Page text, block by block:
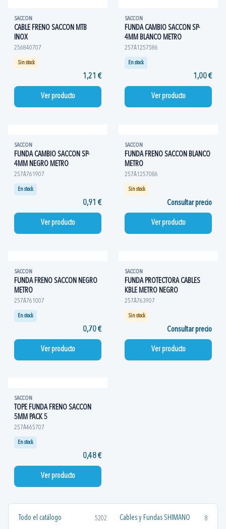
Todo el catálogo 5202 Cables y Fundas SHIMANO 8
SACCON
CABLE FRENO SACCON MTB
INOX
256840707
Sin stock
1,21 €
Ver producto
SACCON
FUNDA CAMBIO SACCON SP-
4MM BLANCO METRO
257A1257586
En stock
1,00 €
Ver producto
SACCON
FUNDA CAMBIO SACCON SP-
4MM NEGRO METRO
257A761907
En stock
0,91 €
Ver producto
SACCON
FUNDA FRENO SACCON BLANCO
METRO
257A1257086
Sin stock
Consultar precio
Ver producto
SACCON
FUNDA FRENO SACCON NEGRO
METRO
257A761007
En stock
0,70 €
Ver producto
SACCON
FUNDA PROTECTORA CABLES
KBLE METRO NEGRO
257A763907
Sin stock
Consultar precio
Ver producto
SACCON
TOPE FUNDA FRENO SACCON
5MM PACK 5
257A465707
En stock
0,48 €
Ver producto